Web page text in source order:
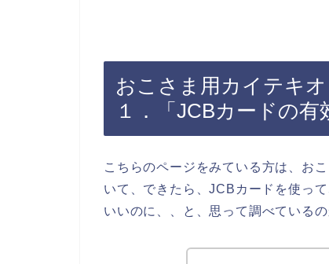
おこさま用カイテキ
１．「JCBカードの有
こちらのページをみている方は、お
いて、できたら、JCBカードを使っ
いいのに、、と、思って調べている